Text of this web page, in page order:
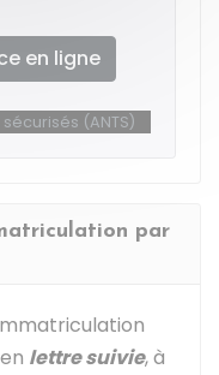
en ligne
(ANTS)
par
lettre suivie, à